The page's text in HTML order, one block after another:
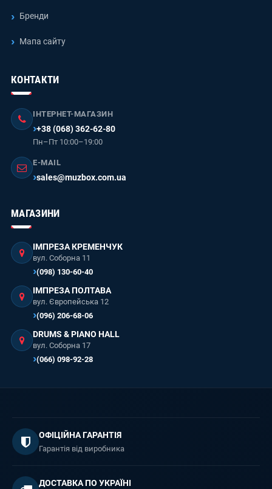
Бренди
Мапа сайту
КОНТАКТИ
ІНТЕРНЕТ-МАГАЗИН
+38 (068) 362-62-80
Пн–Пт 10:00–19:00
E-MAIL
sales@muzbox.com.ua
МАГАЗИНИ
ІМПРЕЗА КРЕМЕНЧУК
вул. Соборна 11
(098) 130-60-40
ІМПРЕЗА ПОЛТАВА
вул. Європейська 12
(096) 206-68-06
DRUMS & PIANO HALL
вул. Соборна 17
(066) 098-92-28
ОФІЦІЙНА ГАРАНТІЯ
Гарантія від виробника
ДОСТАВКА ПО УКРАЇНІ